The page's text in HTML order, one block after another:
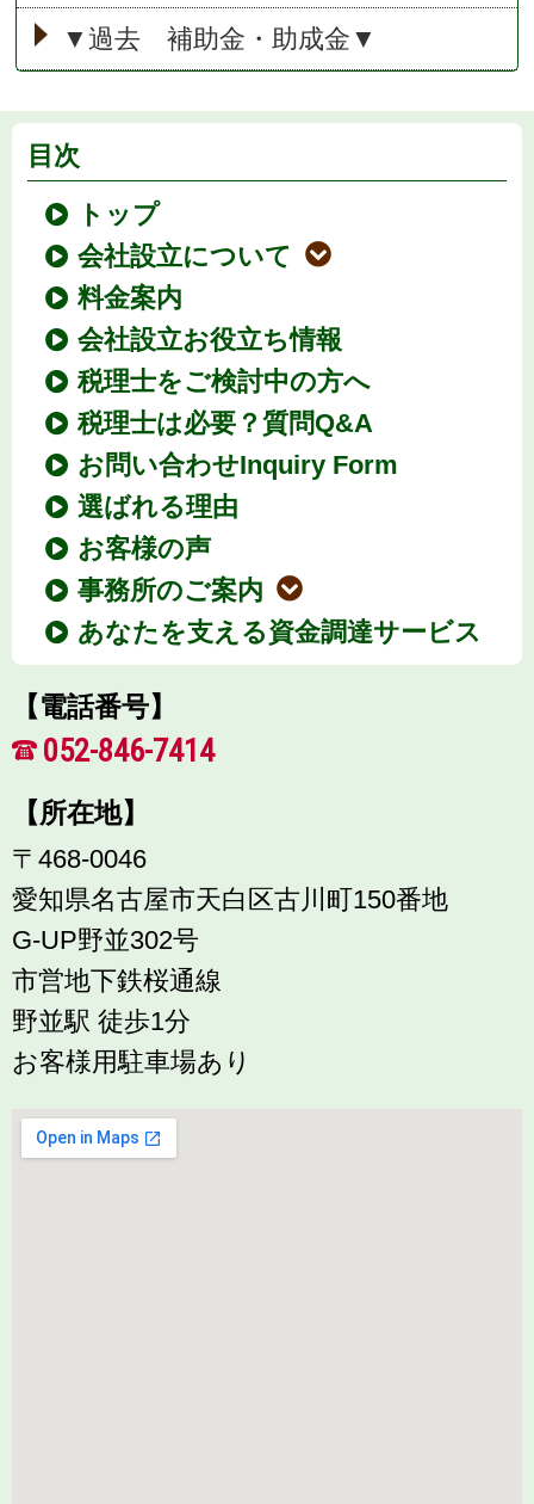
▼過去 補助金・助成金▼
目次
トップ
会社設立について
料金案内
会社設立お役立ち情報
税理士をご検討中の方へ
税理士は必要？質問Q&A
お問い合わせInquiry Form
選ばれる理由
お客様の声
事務所のご案内
あなたを支える資金調達サービス
【電話番号】
052-846-7414
【所在地】
〒468-0046
愛知県名古屋市天白区古川町150番地
G-UP野並302号
市営地下鉄桜通線
野並駅 徒歩1分
お客様用駐車場あり